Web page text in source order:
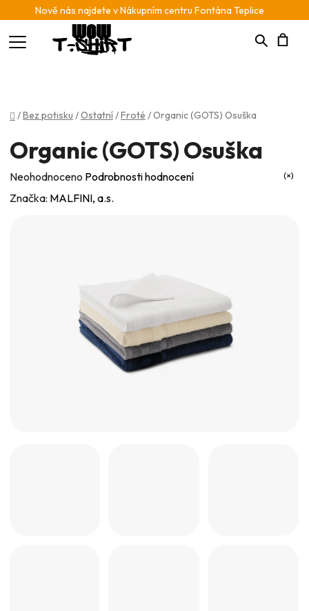
Nově nás najdete v Nákupním centru Fontána Teplice
Hledat
Domů
/Bez potisku /Ostatní/Froté /Organic (GOTS) Osuška
Organic (GOTS) Osuška
Průměrné
hodnocení
Neohodnoceno Podrobnosti hodnocení
Značka: MALFINI, a.s.